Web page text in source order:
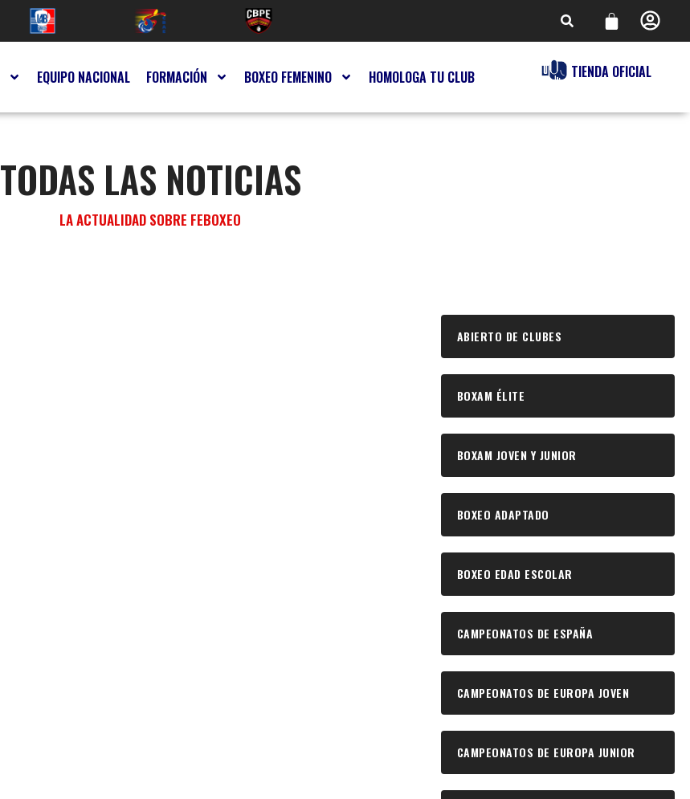
EQUIPO NACIONAL FORMACIÓN BOXEO FEMENINO HOMOLOGA TU CLUB TIENDA OFICIAL
TODAS LAS NOTICIAS
LA ACTUALIDAD SOBRE FEBOXEO
ABIERTO DE CLUBES
BOXAM ÉLITE
BOXAM JOVEN Y JUNIOR
BOXEO ADAPTADO
BOXEO EDAD ESCOLAR
CAMPEONATOS DE ESPAÑA
CAMPEONATOS DE EUROPA JOVEN
CAMPEONATOS DE EUROPA JUNIOR